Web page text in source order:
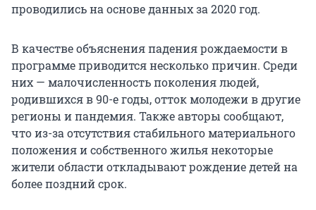
проводились на основе данных за 2020 год.
В качестве объяснения падения рождаемости в
программе приводится несколько причин. Среди
них — малочисленность поколения людей,
родившихся в 90-е годы, отток молодежи в другие
регионы и пандемия. Также авторы сообщают,
что из-за отсутствия стабильного материального
положения и собственного жилья некоторые
жители области откладывают рождение детей на
более поздний срок.